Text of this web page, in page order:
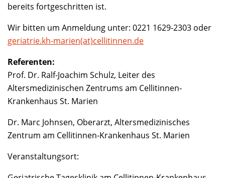
bereits fortgeschritten ist.
Wir bitten um Anmeldung unter: 0221 1629-2303 oder
geriatrie.kh-marien(at)cellitinnen.de
Referenten:
Prof. Dr. Ralf-Joachim Schulz, Leiter des
Altersmedizinischen Zentrums am Cellitinnen-
Krankenhaus St. Marien
Dr. Marc Johnsen, Oberarzt, Altersmedizinisches
Zentrum am Cellitinnen-Krankenhaus St. Marien
Veranstaltungsort: